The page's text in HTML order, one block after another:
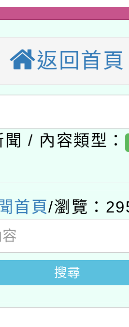
果公告(無人
115年度閱讀
推動專業研習
能─人工智慧
養講師名單
容與教學軟體
陸委員會函釋公
單位及節水達
廟祈福系列
航」
桃園地景藝術
返回首頁
/ 內容類型：
首頁/瀏覽：
搜尋